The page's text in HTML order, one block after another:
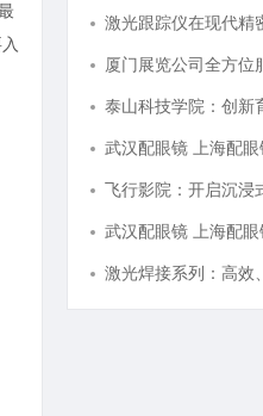
武汉配眼镜 上海配眼
飞行影院：开启沉浸
武汉配眼镜 上海配眼